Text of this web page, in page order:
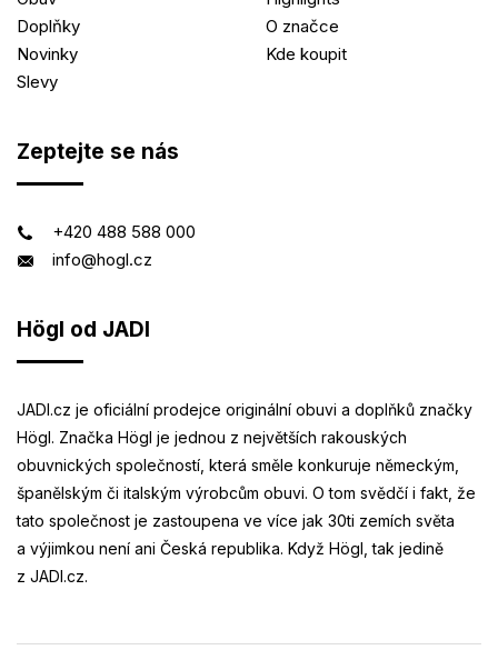
Doplňky
Novinky
Slevy
O značce
Kde koupit
Zeptejte se nás
+420 488 588 000
info@hogl.cz
Högl od JADI
JADI.cz je oficiální prodejce originální obuvi a doplňků značky
Högl. Značka Högl je jednou z největších rakouských
obuvnických společností, která směle konkuruje německým,
španělským či italským výrobcům obuvi. O tom svědčí i fakt, že
tato společnost je zastoupena ve více jak 30ti zemích světa
a výjimkou není ani Česká republika. Když Högl, tak jedině
z JADI.cz.